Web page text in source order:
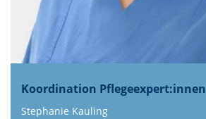
Koordination Pflegeexpert:innen
Stephanie Kauling